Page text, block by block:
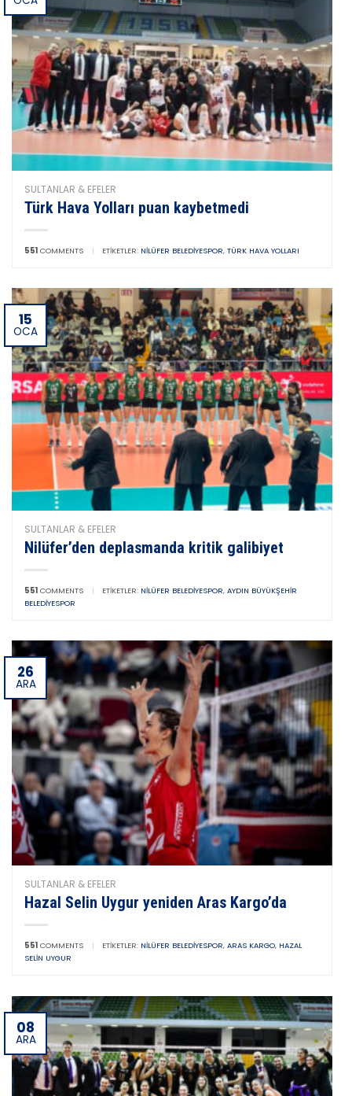
SULTANLAR & EFELER
Türk Hava Yolları puan kaybetmedi
551 COMMENTS | ETIKETLER: NILÜFER BELEDIYESPOR, TÜRK HAVA YOLLARI
15
OCA
SULTANLAR & EFELER
Nilüfer’den deplasmanda kritik galibiyet
551 COMMENTS | ETIKETLER: NILÜFER BELEDIYESPOR, AYDIN BÜYÜKŞEHIR
BELEDIYESPOR
26
ARA
SULTANLAR & EFELER
Hazal Selin Uygur yeniden Aras Kargo’da
551 COMMENTS | ETIKETLER: NILÜFER BELEDIYESPOR, ARAS KARGO, HAZAL
SELIN UYGUR
08
ARA